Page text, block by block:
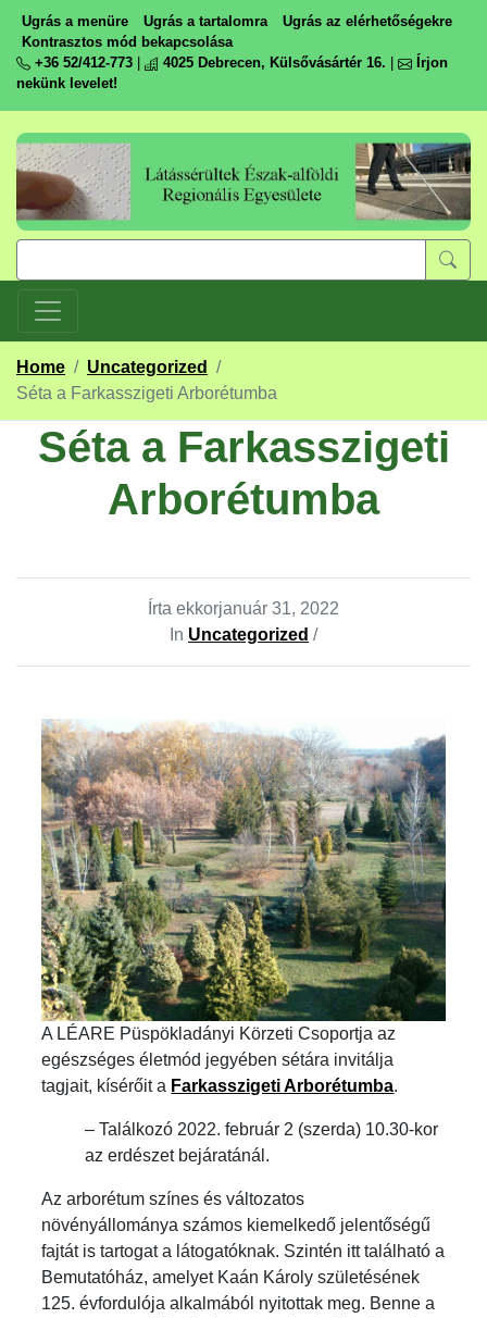
Ugrás a menüre Ugrás a tartalomra
Ugrás az elérhetőségekre
Kontrasztos mód bekapcsolása
+36 52/412-773
4025 Debrecen, Külsővásártér 16.
Írjon
nekünk levelet!
Home / Uncategorized
/
Séta a Farkasszigeti Arborétumba
Séta a Farkasszigeti
Arborétumba
Írta ekkorjanuár 31, 2022
In Uncategorized /
A LÉARE Püspökladányi Körzeti Csoportja az
egészséges életmód jegyében sétára invitálja
tagjait, kísérőit a Farkasszigeti Arborétumba.
– Találkozó 2022. február 2 (szerda) 10.30-kor
az erdészet bejáratánál.
Az arborétum színes és változatos
növényállománya számos kiemelkedő jelentőségű
fajtát is tartogat a látogatóknak. Szintén itt található a
Bemutatóház, amelyet Kaán Károly születésének
125. évfordulója alkalmából nyitottak meg. Benne a